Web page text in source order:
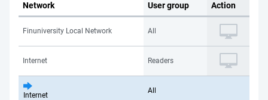
Network User group Action
Finuniversity Local Network All
Internet Readers
Internet
All